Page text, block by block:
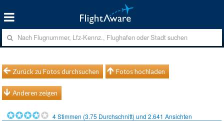
Zurück zu Fotos durchsuchen Fotos hochladen
Anderen zeigen
4Stimmen (3.75 Durchschnitt) und2.641 Ansichten